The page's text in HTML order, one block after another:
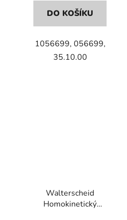
DO KOŠÍKU
1056699, 056699,
35.10.00
Walterscheid
Homokinetický